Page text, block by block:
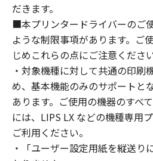
abide by the terms of this
shall be subject to
obligations borne by you
You may make one copy of
solely for a back-up
2. RESTRICTIONS
You shall not use the
expressly granted or
shall not assign,
loan, convey or transfer to
SOFTWARE. You shall not
だきます。
■本プリンタードライバーのご
ような制限事項があります。ご
じめこれらの点にご注意ください
・対象機種に対して共通の印刷
め、基本機能のみのサポートと
あります。ご使用の機器のすべ
には、LIPS LX などの機種専用
ご利用ください。
・「ユーザー設定用紙を縦送り